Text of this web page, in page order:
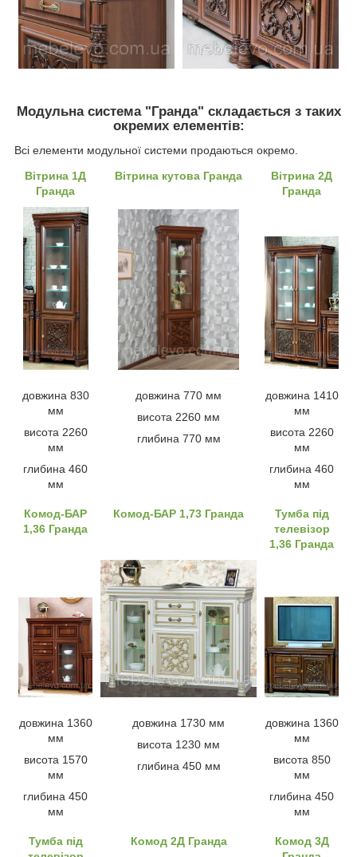
Модульна система "Гранда" складається з таких
окремих елементів:
Всі елементи модульної системи продаються окремо.
Вітрина 1Д
Гранда
Вітрина кутова Гранда
Вітрина 2Д
Гранда
довжина 830
мм
висота 2260
мм
глибина 460
мм
довжина 770 мм
висота 2260 мм
глибина 770 мм
довжина 1410
мм
висота 2260
мм
глибина 460
мм
Комод-БАР
1,36 Гранда
Комод-БАР 1,73 Гранда
Тумба під
телевізор
1,36 Гранда
довжина 1360
мм
висота 1570
мм
глибина 450
мм
довжина 1730 мм
висота 1230 мм
глибина 450 мм
довжина 1360
мм
висота 850
мм
глибина 450
мм
Тумба під
Комод 2Д Гранда
Комод 3Д